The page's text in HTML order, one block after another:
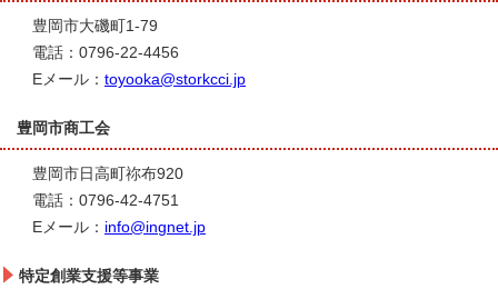
豊岡市大磯町1-79
電話：0796‐22‐4456
Eメール： toyooka@storkcci.jp
豊岡市商工会
豊岡市日高町祢布920
電話：0796‐42‐4751
Eメール： info@ingnet.jp
特定創業支援等事業